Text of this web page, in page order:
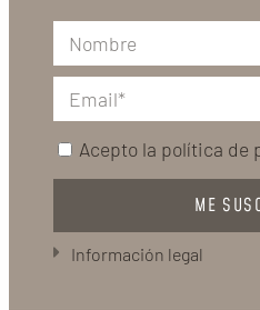
Acepto la política de
ME
Información legal